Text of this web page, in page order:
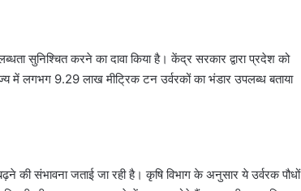
सुनिश्चित करने का दावा किया है। केंद्र सरकार द्वारा प्रदेश को
में लगभग 9.29 लाख मीट्रिक टन उर्वरकों का भंडार उपलब्ध बताया
की संभावना जताई जा रही है। कृषि विभाग के अनुसार ये उर्वरक पौधों